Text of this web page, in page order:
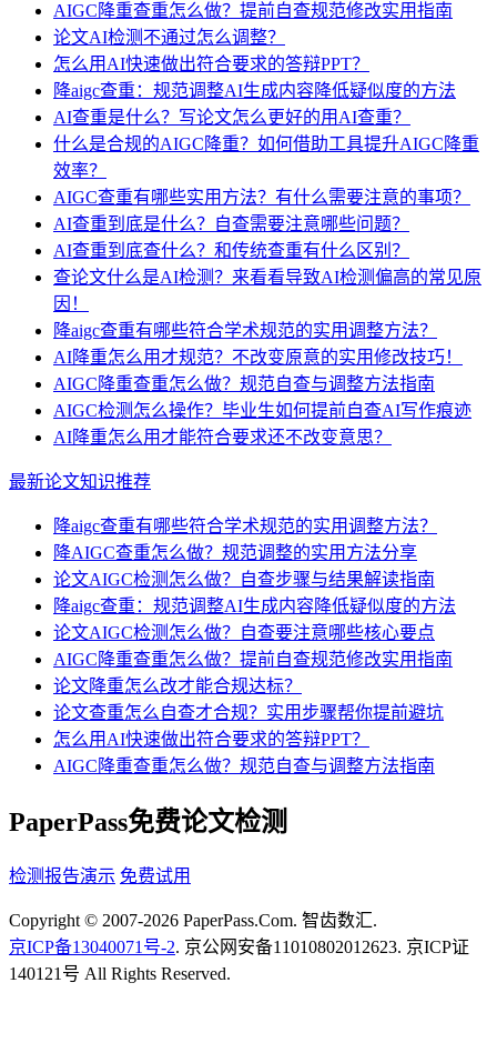
AIGC降重查重怎么做？提前自查规范修改实用指南
论文AI检测不通过怎么调整？
怎么用AI快速做出符合要求的答辩PPT？
降aigc查重：规范调整AI生成内容降低疑似度的方法
AI查重是什么？写论文怎么更好的用AI查重？
什么是合规的AIGC降重？如何借助工具提升AIGC降重
效率？
AIGC查重有哪些实用方法？有什么需要注意的事项？
AI查重到底是什么？自查需要注意哪些问题？
AI查重到底查什么？和传统查重有什么区别？
查论文什么是AI检测？来看看导致AI检测偏高的常见原
因！
降aigc查重有哪些符合学术规范的实用调整方法？
AI降重怎么用才规范？不改变原意的实用修改技巧！
AIGC降重查重怎么做？规范自查与调整方法指南
AIGC检测怎么操作？毕业生如何提前自查AI写作痕迹
AI降重怎么用才能符合要求还不改变意思？
最新论文知识推荐
降aigc查重有哪些符合学术规范的实用调整方法？
降AIGC查重怎么做？规范调整的实用方法分享
论文AIGC检测怎么做？自查步骤与结果解读指南
降aigc查重：规范调整AI生成内容降低疑似度的方法
论文AIGC检测怎么做？自查要注意哪些核心要点
AIGC降重查重怎么做？提前自查规范修改实用指南
论文降重怎么改才能合规达标？
论文查重怎么自查才合规？实用步骤帮你提前避坑
怎么用AI快速做出符合要求的答辩PPT？
AIGC降重查重怎么做？规范自查与调整方法指南
PaperPass免费论文检测
检测报告演示 免费试用
Copyright © 2007-2026 PaperPass.Com. 智齿数汇.
京ICP备13040071号-2. 京公网安备11010802012623. 京ICP证
140121号 All Rights Reserved.